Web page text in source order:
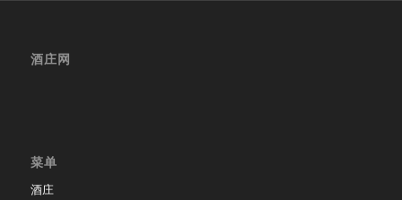
酒庄网
菜单
酒庄